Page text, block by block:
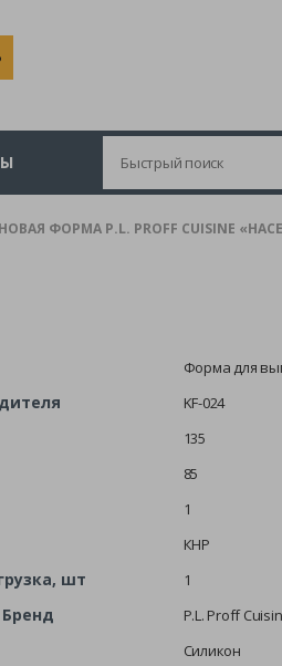
ФОРМА P.L. PROFF CUISINE
Форма для
KF-024
135
85
1
КНР
шт 1
P.L. Proff
Силикон